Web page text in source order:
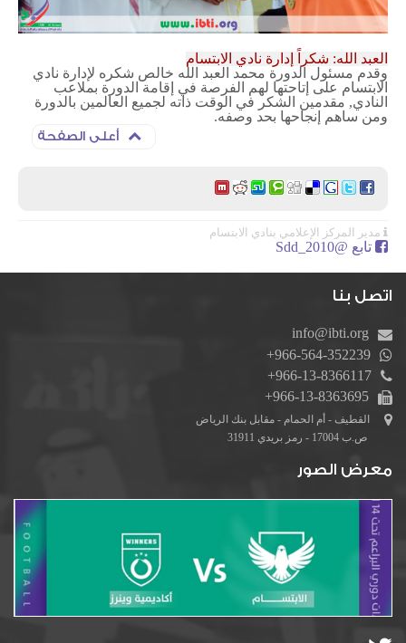
العبد الله: شكراً إدارة نادي الابتسام
وقدم مسئول الدورة محمد العبد الله خالص شكره لإدارة نادي
الابتسام على إتاحتها لهم الفرصة في إقامة الدورة بملاعب
النادي, مقدمين الشكر في الوقت ذاته لجميع العالمين بالدورة
ومن ساهم إنجاحها بحد وصفه.
أعلى الصفحة
مدير المركز الإعلامي بنادي الابتسام
تابع @Sdd_2010
اتصل بنا
info@ibti.org
+966-564-352239
+966-13-8366117
+966-13-8363695
القطيف - أم الحمام - مقابل بنك الرياض
ص.ب 17004 - رمز بريدي 31911
معرض الصور